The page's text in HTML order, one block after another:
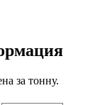
за тонну.